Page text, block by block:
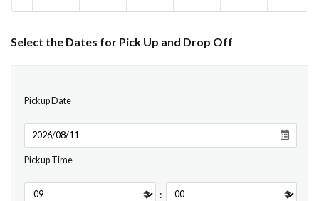
Select the Dates for Pick Up and Drop Off
Pickup Date
Pickup Time
: